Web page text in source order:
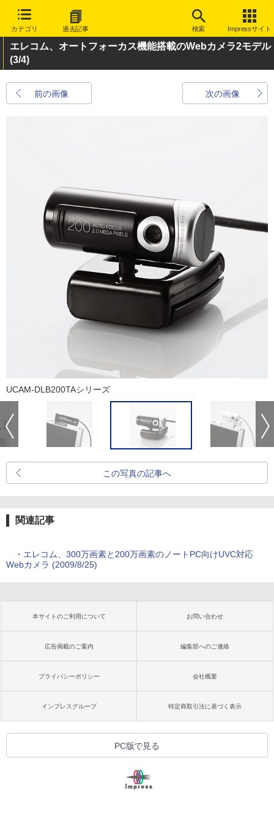
カテゴリ 過去記事 検索 Impressサイト
エレコム、オートフォーカス機能搭載のWebカメラ2モデル
(3/4)
前の画像 次の画像
UCAM-DLB200TAシリーズ
この写真の記事へ
関連記事
・ エレコム、300万画素と200万画素のノートPC向けUVC対応
Webカメラ (2009/8/25)
本サイトのご利用について お問い合わせ
広告掲載のご案内 編集部へのご連絡
プライバシーポリシー 会社概要
インプレスグループ 特定商取引法に基づく表示
PC版で見る